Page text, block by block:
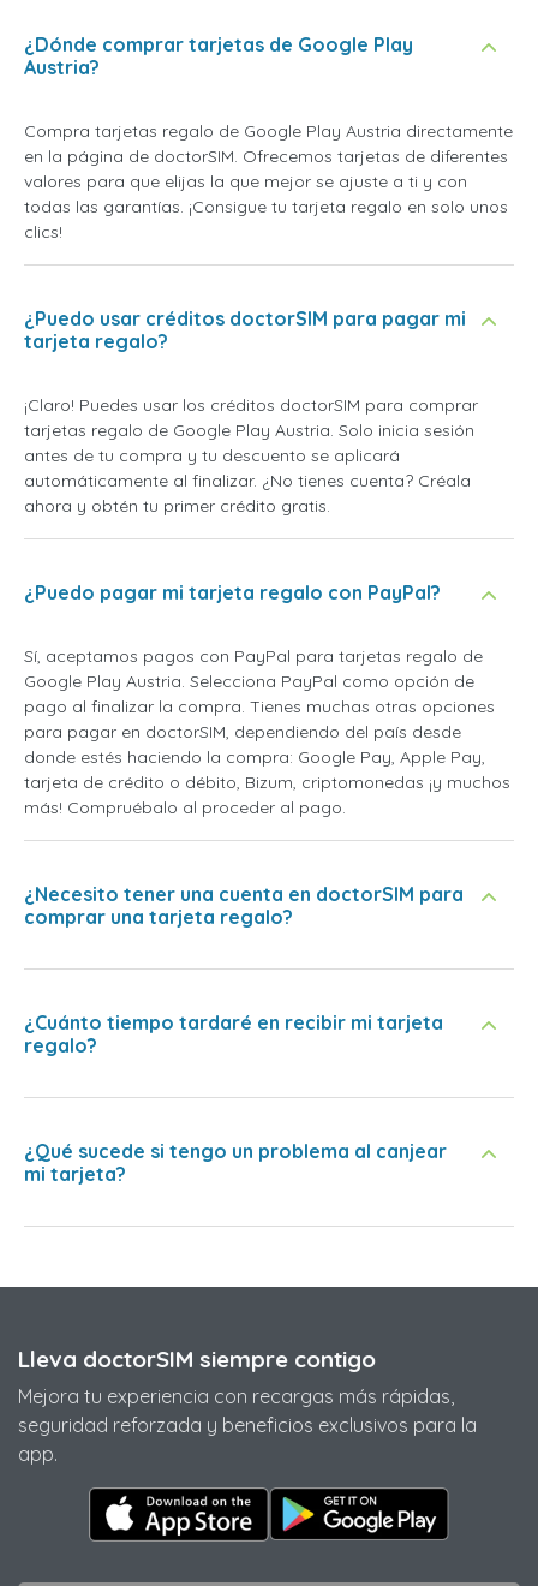
¿Dónde comprar tarjetas de Google Play
Austria?
Compra tarjetas regalo de Google Play Austria directamente
en la página de doctorSIM. Ofrecemos tarjetas de diferentes
valores para que elijas la que mejor se ajuste a ti y con
todas las garantías. ¡Consigue tu tarjeta regalo en solo unos
clics!
¿Puedo usar créditos doctorSIM para pagar mi
tarjeta regalo?
¡Claro! Puedes usar los créditos doctorSIM para comprar
tarjetas regalo de Google Play Austria. Solo inicia sesión
antes de tu compra y tu descuento se aplicará
automáticamente al finalizar. ¿No tienes cuenta? Créala
ahora y obtén tu primer crédito gratis.
¿Puedo pagar mi tarjeta regalo con PayPal?
Sí, aceptamos pagos con PayPal para tarjetas regalo de
Google Play Austria. Selecciona PayPal como opción de
pago al finalizar la compra. Tienes muchas otras opciones
para pagar en doctorSIM, dependiendo del país desde
donde estés haciendo la compra: Google Pay, Apple Pay,
tarjeta de crédito o débito, Bizum, criptomonedas ¡y muchos
más! Compruébalo al proceder al pago.
¿Necesito tener una cuenta en doctorSIM para
comprar una tarjeta regalo?
¿Cuánto tiempo tardaré en recibir mi tarjeta
regalo?
¿Qué sucede si tengo un problema al canjear
mi tarjeta?
Lleva doctorSIM siempre contigo
Mejora tu experiencia con recargas más rápidas,
seguridad reforzada y beneficios exclusivos para la
app.